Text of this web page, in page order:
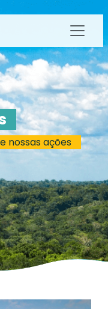
nossas ações